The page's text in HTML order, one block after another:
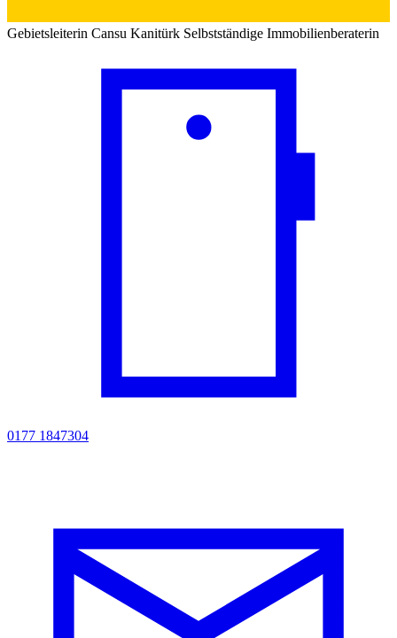
Gebietsleiterin Cansu Kanitürk Selbstständige Immobilienberaterin
0177 1847304